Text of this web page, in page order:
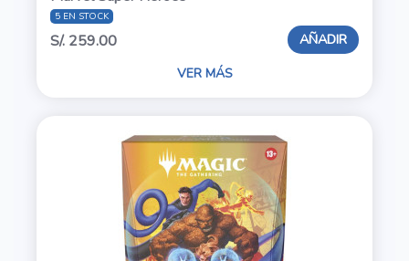
5 EN STOCK
S/. 259.00 AÑADIR
VER MÁS